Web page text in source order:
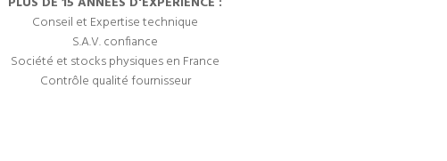
Conseil et Expertise technique
S.A.V. confiance
Société et stocks physiques en France
Contrôle qualité fournisseur